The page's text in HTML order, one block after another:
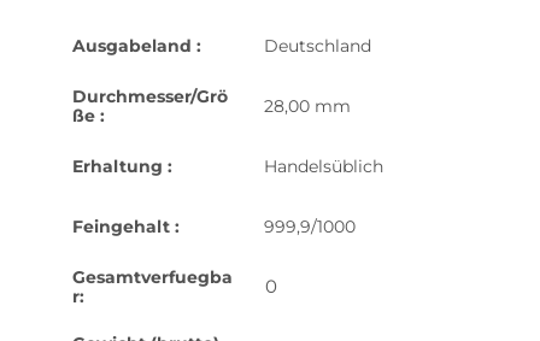
Ausgabeland : Deutschland
Durchmesser/Grö
ße :
28,00 mm
Erhaltung : Handelsüblich
Feingehalt : 999,9/1000
Gesamtverfuegba
r:
0